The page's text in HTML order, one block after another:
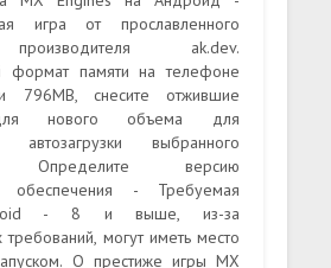
игра от прославленного
ak.dev.
формат памяти на телефоне
796MB, снесите отжившие
нового объема для
автозагрузки выбранного
Определите версию
обеспечения - Требуемая
- 8 и выше, из-за
могут иметь место
О престиже игры MX